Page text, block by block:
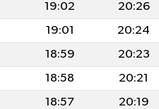
19:02
20:26
19:01
20:24
18:59
20:23
18:58
20:21
18:57
20:19